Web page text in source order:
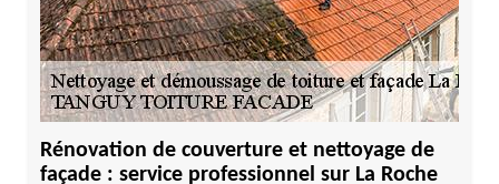
Rénovation de couverture et nettoyage de
façade : service professionnel sur La Roche